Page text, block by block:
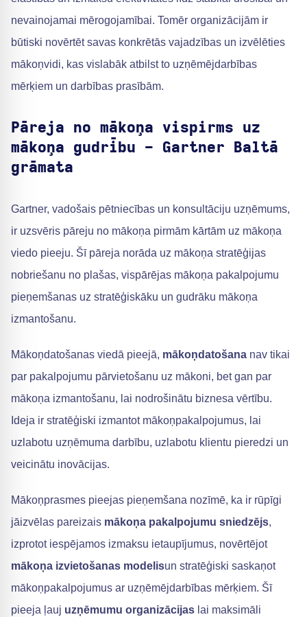
nevainojamai mērogojamībai. Tomēr organizācijām ir
būtiski novērtēt savas konkrētās vajadzības un izvēlēties
mākoņvidi, kas vislabāk atbilst to uzņēmējdarbības
mērķiem un darbības prasībām.
Pāreja no mākoņa vispirms uz
mākoņa gudrību - Gartner Baltā
grāmata
Gartner, vadošais pētniecības un konsultāciju uzņēmums,
ir uzsvēris pāreju no mākoņa pirmām kārtām uz mākoņa
viedo pieeju. Šī pāreja norāda uz mākoņa stratēģijas
nobriešanu no plašas, vispārējas mākoņa pakalpojumu
pieņemšanas uz stratēģiskāku un gudrāku mākoņa
izmantošanu.
Mākoņdatošanas viedā pieejā, mākoņdatošana nav tikai
par pakalpojumu pārvietošanu uz mākoni, bet gan par
mākoņa izmantošanu, lai nodrošinātu biznesa vērtību.
Ideja ir stratēģiski izmantot mākoņpakalpojumus, lai
uzlabotu uzņēmuma darbību, uzlabotu klientu pieredzi un
veicinātu inovācijas.
Mākoņprasmes pieejas pieņemšana nozīmē, ka ir rūpīgi
jāizvēlas pareizais mākoņa pakalpojumu sniedzējs,
izprotot iespējamos izmaksu ietaupījumus, novērtējot
mākoņa izvietošanas modelisun stratēģiski saskaņot
mākoņpakalpojumus ar uzņēmējdarbības mērķiem. Šī
pieeja ļauj uzņēmumu organizācijas lai maksimāli